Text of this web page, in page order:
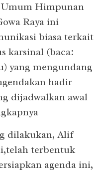
Himpunan
Raya ini
biasa terkait
karsinal (baca:
yang mengundang
hadir
dijadwalkan awal
dilakukan, Alif
terbentuk
agenda ini,